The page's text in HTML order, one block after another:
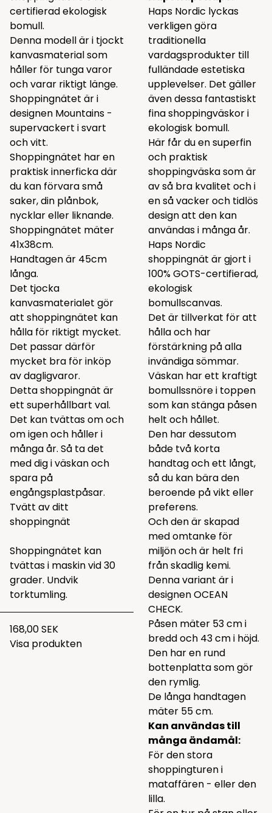
certifierad ekologisk
bomull.
Denna modell är i tjockt
kanvasmaterial som
håller för tunga varor
och varar riktigt länge.
Shoppingnätet är i
designen Mountains -
supervackert i svart
och vitt.
Shoppingnätet har en
praktisk innerficka där
du kan förvara små
saker, din plånbok,
nycklar eller liknande.
Shoppingnätet mäter
41x38cm.
Handtagen är 45cm
långa.
Det tjocka
kanvasmaterialet gör
att shoppingnätet kan
hålla för riktigt mycket.
Det passar därför
mycket bra för inköp
av dagligvaror.
Detta shoppingnät är
ett superhållbart val.
Det kan tvättas om och
om igen och håller i
många år. Så ta det
med dig i väskan och
spara på
engångsplastpåsar.
Tvätt av ditt
shoppingnät
Shoppingnätet kan
tvättas i maskin vid 30
grader. Undvik
torktumling.
168,00 SEK
Visa produkten
Haps Nordic lyckas
verkligen göra
traditionella
vardagsprodukter till
fulländade estetiska
upplevelser. Det gäller
även dessa fantastiskt
fina shoppingväskor i
ekologisk bomull.
Här får du en superfin
och praktisk
shoppingväska som är
av så bra kvalitet och i
en så vacker och tidlös
design att den kan
användas i många år.
Haps Nordic
shoppingnät är gjort i
100% GOTS-certifierad,
ekologisk
bomullscanvas.
Det är tillverkat för att
hålla och har
förstärkning på alla
invändiga sömmar.
Väskan har ett kraftigt
bomullssnöre i toppen
som kan stänga påsen
helt och hållet.
Den har dessutom
både två korta
handtag och ett långt,
så du kan bära den
beroende på vikt eller
preferens.
Och den är skapad
med omtanke för
miljön och är helt fri
från skadlig kemi.
Denna variant är i
designen OCEAN
CHECK.
Påsen mäter 53 cm i
bredd och 43 cm i höjd.
Den har en rund
bottenplatta som gör
den rymlig.
De långa handtagen
mäter 55 cm.
Kan användas till
många ändamål:
För den stora
shoppingturen i
mataffären - eller den
lilla.